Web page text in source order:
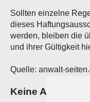
Sollten einzelne
dieses
werden, bleiben die
und ihrer Gültigkeit
Quelle: anwalt-
Keine